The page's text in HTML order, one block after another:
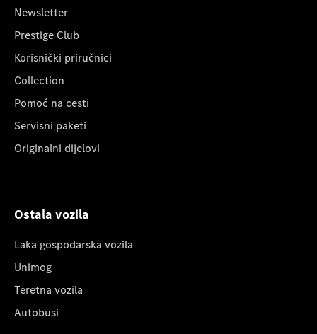
Newsletter
Prestige Club
Korisnički priručnici
Collection
Pomoć na cesti
Servisni paketi
Originalni dijelovi
Ostala vozila
Laka gospodarska vozila
Unimog
Teretna vozila
Autobusi